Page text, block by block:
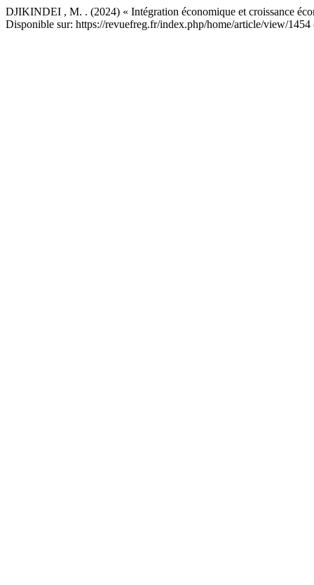
DJIKINDEI , M. . (2024) « Intégration économique et croissance
Disponible sur: https://revuefreg.fr/index.php/home/article/view/1454